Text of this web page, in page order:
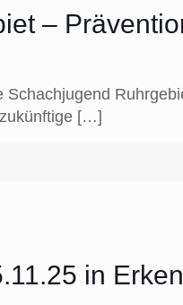
–
[…]
in